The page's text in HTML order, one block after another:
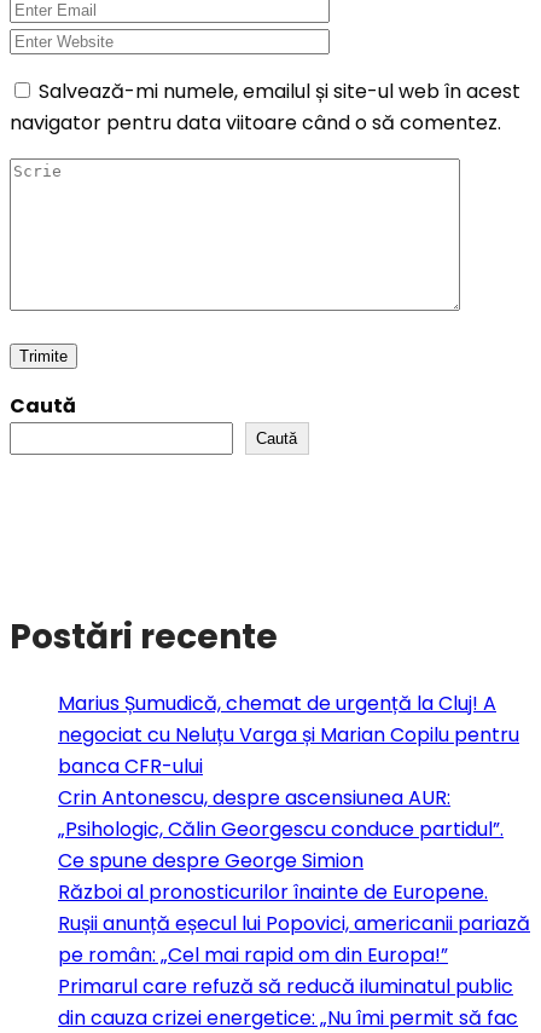
Salvează-mi numele, emailul și site-ul web în acest
navigator pentru data viitoare când o să comentez.
Caută
Caută
Postări recente
Marius Șumudică, chemat de urgență la Cluj! A
negociat cu Neluțu Varga și Marian Copilu pentru
banca CFR-ului
Crin Antonescu, despre ascensiunea AUR:
„Psihologic, Călin Georgescu conduce partidul”.
Ce spune despre George Simion
Război al pronosticurilor înainte de Europene.
Rușii anunță eșecul lui Popovici, americanii pariază
pe român: „Cel mai rapid om din Europa!”
Primarul care refuză să reducă iluminatul public
din cauza crizei energetice: „Nu îmi permit să fac